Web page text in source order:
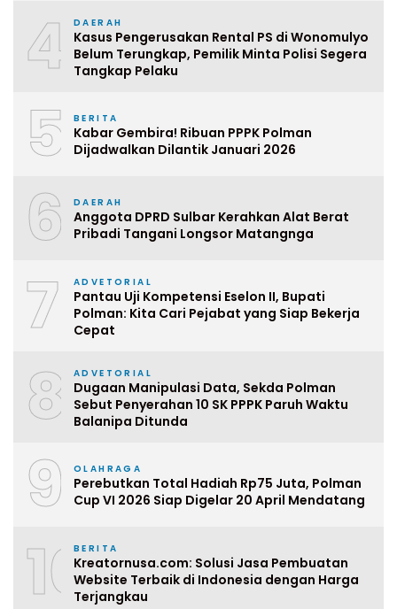
4 DAERAH
Kasus Pengerusakan Rental PS di Wonomulyo
Belum Terungkap, Pemilik Minta Polisi Segera
Tangkap Pelaku
5 BERITA
Kabar Gembira! Ribuan PPPK Polman
Dijadwalkan Dilantik Januari 2026
6 DAERAH
Anggota DPRD Sulbar Kerahkan Alat Berat
Pribadi Tangani Longsor Matangnga
7 ADVETORIAL
Pantau Uji Kompetensi Eselon II, Bupati
Polman: Kita Cari Pejabat yang Siap Bekerja
Cepat
8 ADVETORIAL
Dugaan Manipulasi Data, Sekda Polman
Sebut Penyerahan 10 SK PPPK Paruh Waktu
Balanipa Ditunda
9 OLAHRAGA
Perebutkan Total Hadiah Rp75 Juta, Polman
Cup VI 2026 Siap Digelar 20 April Mendatang
10BERITA
Kreatornusa.com: Solusi Jasa Pembuatan
Website Terbaik di Indonesia dengan Harga
Terjangkau